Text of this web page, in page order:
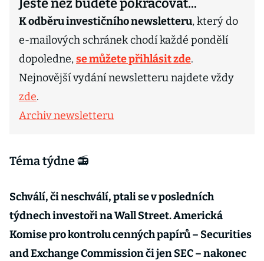
Ještě než budete pokračovat...
K odběru investičního newsletteru, který do
e-mailových schránek chodí každé pondělí
dopoledne,se můžete přihlásit zde.
Nejnovější vydání newsletteru najdete vždy
zde.
Archiv newsletteru
Téma týdne 📻
Schválí, či neschválí, ptali se v posledních
týdnech investoři na Wall Street. Americká
Komise pro kontrolu cenných papírů – Securities
and Exchange Commission či jen SEC – nakonec